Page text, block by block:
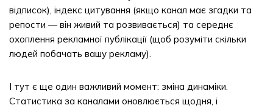
відписок), індекс цитування (якщо канал має згадки та
репости — він живий та розвивається) та середнє
охоплення рекламної публікації (щоб розуміти скільки
людей побачать вашу рекламу).
І тут є ще один важливий момент: зміна динаміки.
Статистика за каналами оновлюється щодня, і